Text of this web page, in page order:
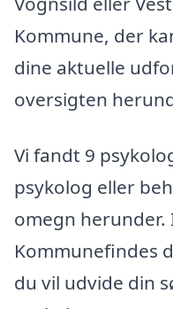
Kommune, der
dine aktuelle
oversigten
Vi fandt 9
psykolog eller
omegn herunder.
Kommunefindes
du vil udvide din